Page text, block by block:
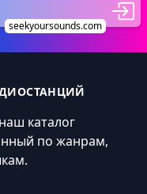
seekyoursounds.com
каталог
по жанрам,